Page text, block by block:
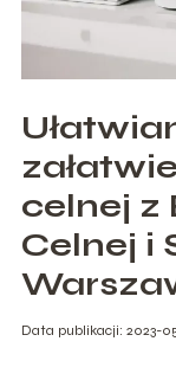
celnej z
Celnej i
Data publikacji: 2023-